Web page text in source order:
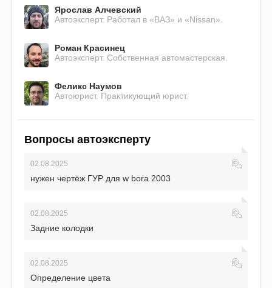
Ярослав Алчевский
Автоэксперт. Работал в «ВАЗ» и «Nissan».
Роман Красинец
Автоэксперт. Собственная автомастерская.
Феликс Наумов
Автоюрист. Практикующий юрист.
Вопросы автоэксперту
02.08.2025
нужен чертёж ГУР для w bora 2003
02.08.2025
Задние колодки
02.08.2025
Определение цвета